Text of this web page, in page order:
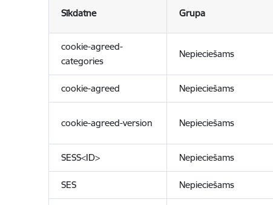
Sīkdatne Grupa
cookie-agreed-
categories
Nepieciešams
cookie-agreed Nepieciešams
cookie-agreed-version Nepieciešams
SESS<ID> Nepieciešams
SES Nepieciešams